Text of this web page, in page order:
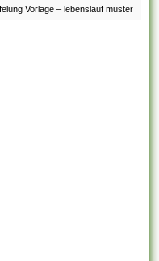
Vorlage – lebenslauf muster